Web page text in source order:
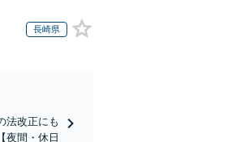
長崎県
法改正にも
夜間・休日